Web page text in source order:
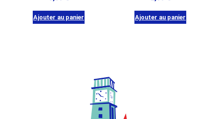
Ajouter au panier Ajouter au panier